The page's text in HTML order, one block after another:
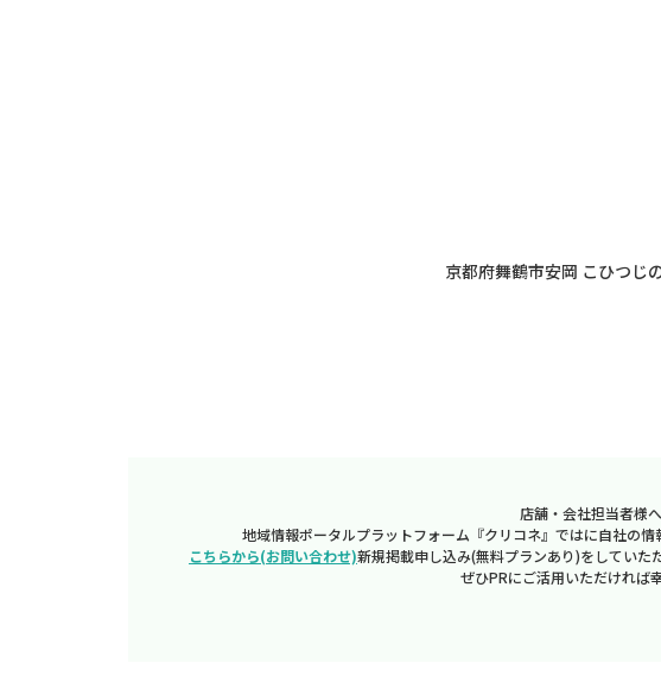
京都府舞鶴市安岡 こひつじ
店舗・会社担当者様へ
地域情報ポータルプラットフォーム『クリコネ』ではに自社の情
こちらから(お問い合わせ)新規掲載申し込み(無料プランあり)をしていた
ぜひPRにご活用いただければ幸